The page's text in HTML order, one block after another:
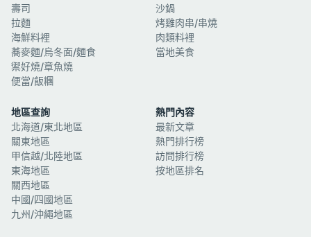
壽司
拉麵
海鮮料裡
蕎麥麵/烏冬面/麵食
禦好燒/章魚燒
便當/飯糰
沙鍋
烤雞肉串/串燒
肉類料裡
當地美食
地區查詢
北海道/東北地區
關東地區
甲信越/北陸地區
東海地區
關西地區
中國/四國地區
九州/沖繩地區
熱門內容
最新文章
熱門排行榜
訪問排行榜
按地區排名